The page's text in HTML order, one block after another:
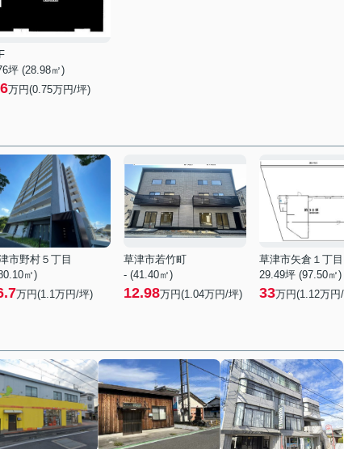
坪 (28.98㎡)
万円(0.75万円/坪)
市野村５丁目
㎡)
万円(1.1万円/坪)
草津市若竹町
- (41.40㎡)
12.98万円(1.04万円/坪)
草津市矢倉１丁目
29.49坪 (97.50㎡)
33万円(1.12万円